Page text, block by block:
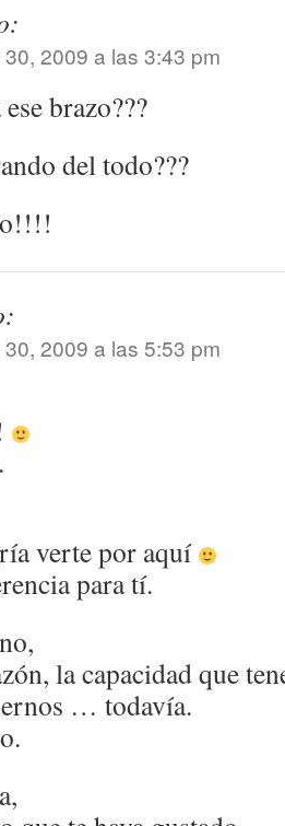
2009 a las 3:43 pm
brazo???
del todo???
2009 a las 5:53 pm
verte por aquí
para tí.
la capacidad que
… todavía.